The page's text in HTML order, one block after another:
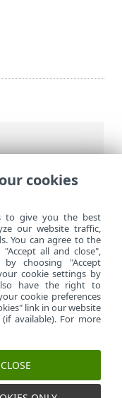
>
cookies
to give you the best
our website traffic,
You can agree to the
all and close",
by choosing "Accept
cookie settings by
have the right to
cookie preferences
link in our website
available). For more